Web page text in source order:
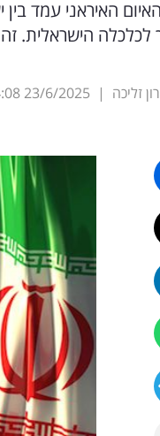
הישראלית. זה
זליכה |
23/6/2025